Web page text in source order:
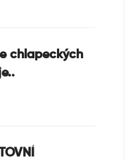
chlapeckých